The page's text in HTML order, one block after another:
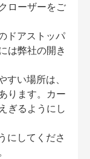
ローザーをご
ドアストッパ
は弊社の開き
い場所は、
ります。カー
ぎるようにし
にしてくださ